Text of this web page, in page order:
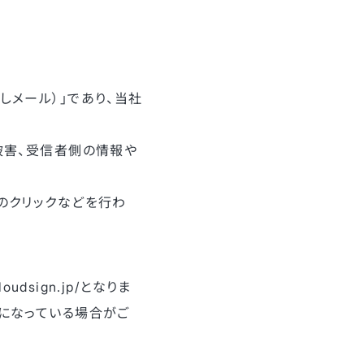
ール）」であり、当社
、受信者側の情報や
クリックなどを行わ
となりま
っている場合がご